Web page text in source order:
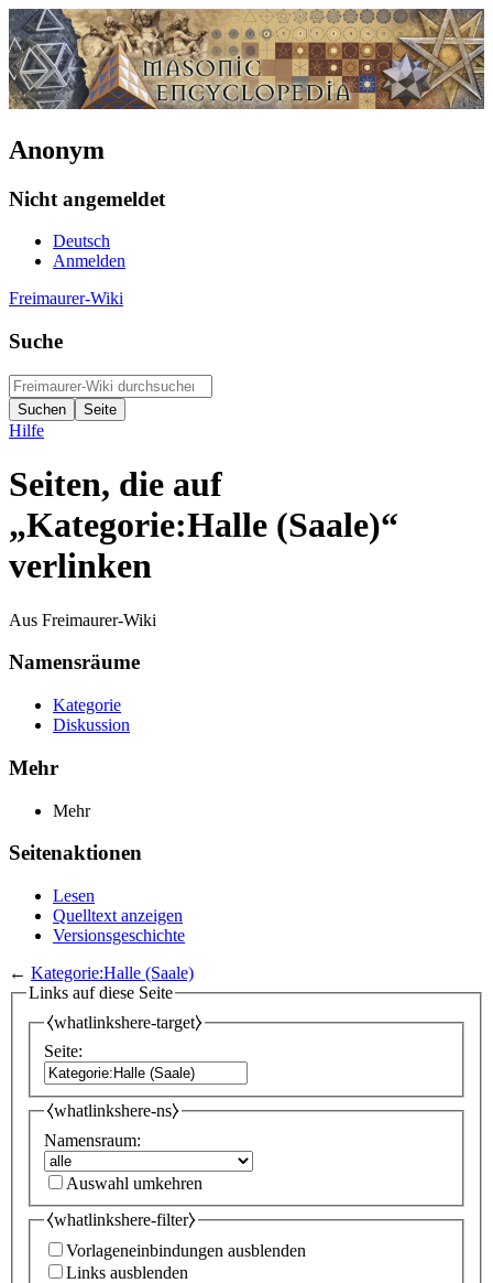
Anonym
Nicht angemeldet
Deutsch
Anmelden
Freimaurer-Wiki
Suche
Hilfe
Seiten, die auf
„Kategorie:Halle (Saale)“
verlinken
Aus Freimaurer-Wiki
Namensräume
Kategorie
Diskussion
Mehr
Mehr
Seitenaktionen
Lesen
Quelltext anzeigen
Versionsgeschichte
← Kategorie:Halle (Saale)
Links auf diese Seite
⧼whatlinkshere-target⧽
Seite:
⧼whatlinkshere-ns⧽
Namensraum:
Auswahl umkehren
⧼whatlinkshere-filter⧽
Vorlageneinbindungen ausblenden
Links ausblenden